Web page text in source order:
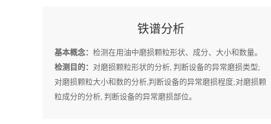
铁谱分析
基本概念： 检测在用油中磨损颗粒形状、成分、大小和数量。
检测目的： 对磨损颗粒形状的分析, 判断设备的异常磨损类型;
对磨损颗粒大小和数的分析,判断设备的异常磨损程度;对磨损颗
粒成分的分析, 判断设备的异常磨损部位。